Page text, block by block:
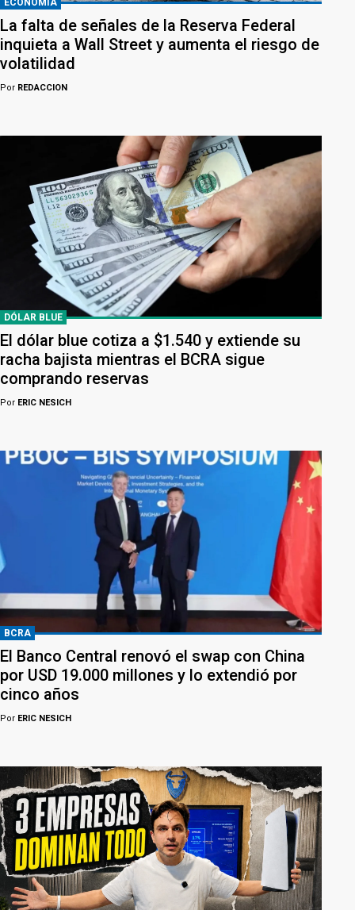
ECONOMÍA
La falta de señales de la Reserva Federal
inquieta a Wall Street y aumenta el riesgo de
volatilidad
Por REDACCION
DÓLAR BLUE
El dólar blue cotiza a $1.540 y extiende su
racha bajista mientras el BCRA sigue
comprando reservas
Por ERIC NESICH
BCRA
El Banco Central renovó el swap con China
por USD 19.000 millones y lo extendió por
cinco años
Por ERIC NESICH